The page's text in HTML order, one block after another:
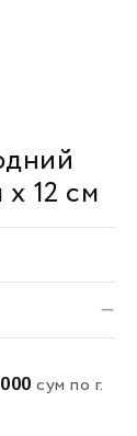
х 12 см
сум по г.